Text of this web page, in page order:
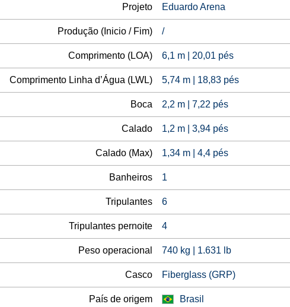
Projeto Eduardo Arena
Produção (Inicio / Fim) /
Comprimento (LOA) 6,1 m | 20,01 pés
Comprimento Linha d’Água (LWL) 5,74 m | 18,83 pés
Boca 2,2 m | 7,22 pés
Calado 1,2 m | 3,94 pés
Calado (Max) 1,34 m | 4,4 pés
Banheiros 1
Tripulantes 6
Tripulantes pernoite 4
Peso operacional 740 kg | 1.631 lb
Casco Fiberglass (GRP)
País de origem Brasil